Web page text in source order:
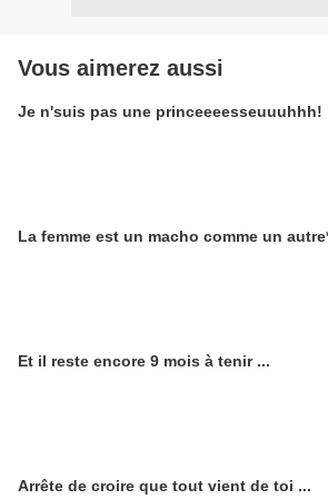
Vous aimerez aussi
Je n'suis pas une princeeeesseuuuhhh!
La femme est un macho comme un
Et il reste encore 9 mois à tenir ...
Arrête de croire que tout vient de toi ...